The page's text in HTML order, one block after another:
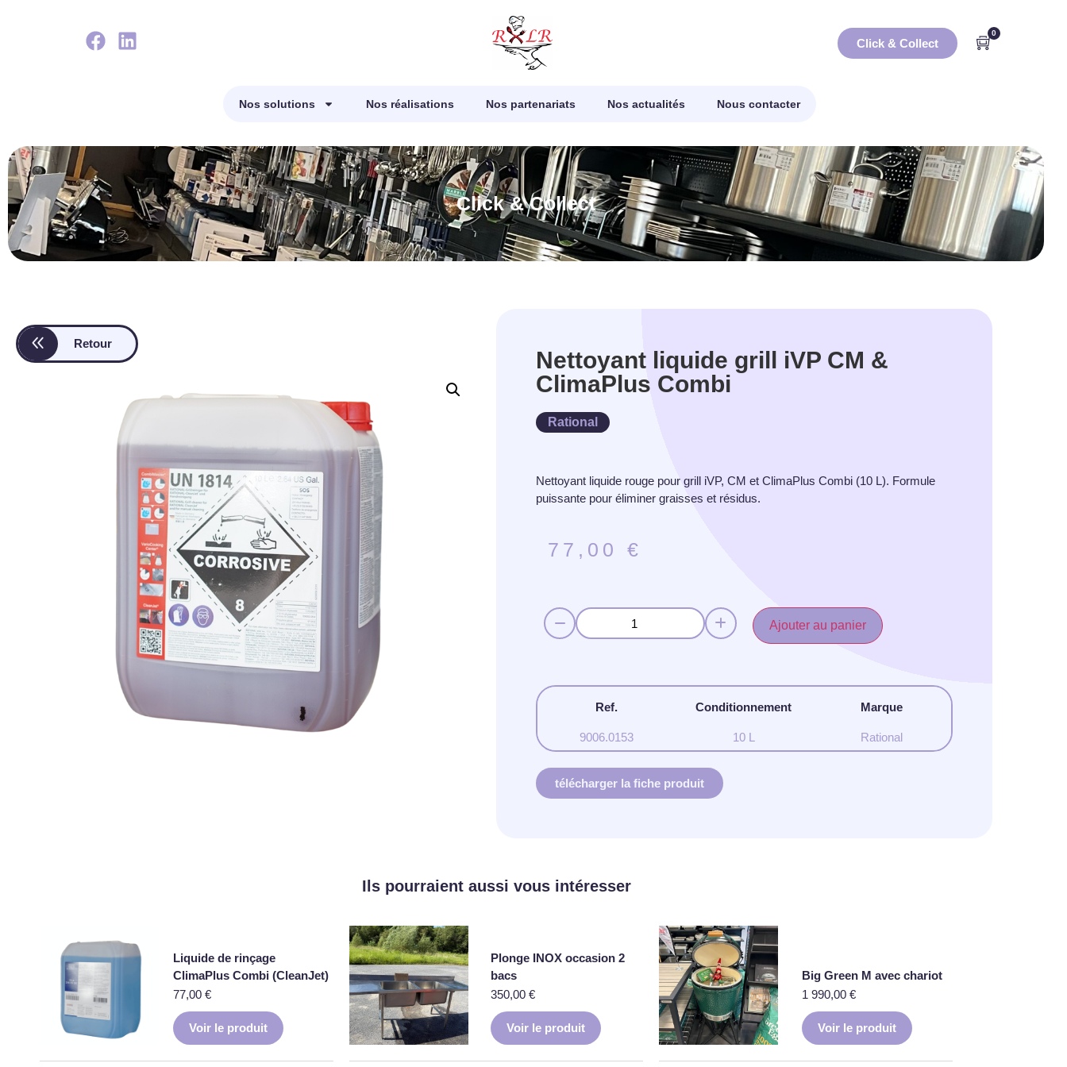
Click & Collect
0
Nos solutions Nos réalisations Nos partenariats Nos actualités Nous contacter
Click & Collect
Retour
Nettoyant liquide grill iVP CM &
ClimaPlus Combi
Rational
Nettoyant liquide rouge pour grill iVP, CM et ClimaPlus Combi (10 L). Formule
puissante pour éliminer graisses et résidus.
77,00 €
Ajouter au panier
Ref. Conditionnement Marque
9006.0153 10 L Rational
télécharger la fiche produit
Ils pourraient aussi vous intéresser
Liquide de rinçage
ClimaPlus Combi (CleanJet)
77,00€
Voir le produit
Plonge INOX occasion 2
bacs
350,00 €
Voir le produit
Big Green M avec chariot
1 990,00 €
Voir le produit